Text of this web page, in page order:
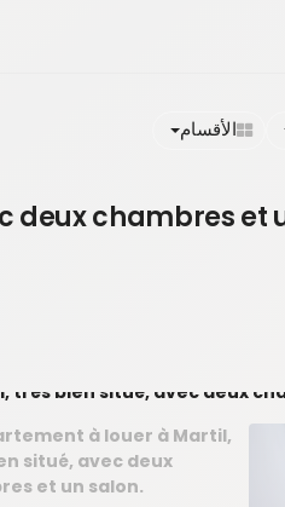
الأقسام
deux chambres et